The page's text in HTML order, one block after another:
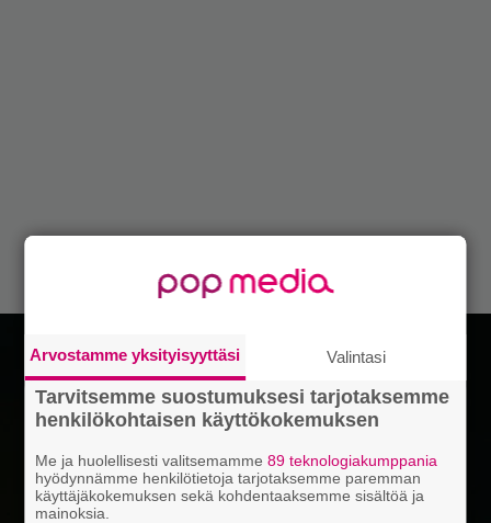
Arvostamme yksityisyyttäsi Valintasi
Tarvitsemme suostumuksesi tarjotaksemme
henkilökohtaisen käyttökokemuksen
Me ja huolellisesti valitsemamme89 teknologiakumppania
hyödynnämme henkilötietoja tarjotaksemme paremman
käyttäjäkokemuksen sekä kohdentaaksemme sisältöä ja
mainoksia.